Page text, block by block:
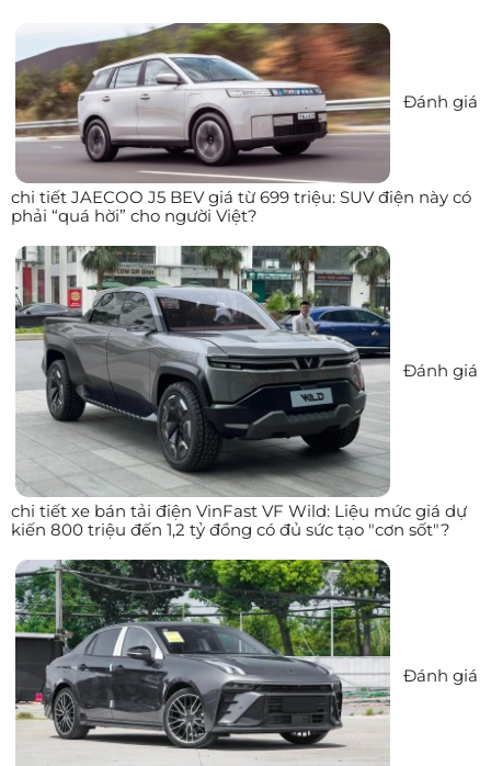
Đánh giá
chi tiết JAECOO J5 BEV giá từ 699 triệu: SUV điện này có
phải “quá hời” cho người Việt?
Đánh giá
chi tiết xe bán tải điện VinFast VF Wild: Liệu mức giá dự
kiến 800 triệu đến 1,2 tỷ đồng có đủ sức tạo "cơn sốt"?
Đánh giá